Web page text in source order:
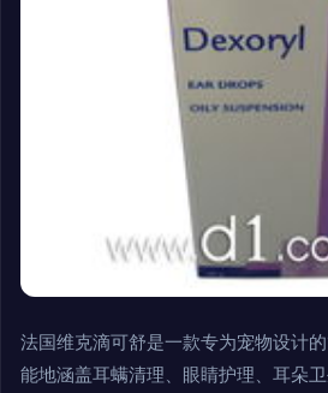
法国维克滴可舒是一款专为宠物设计
能地涵盖耳螨清理、眼睛护理、耳朵